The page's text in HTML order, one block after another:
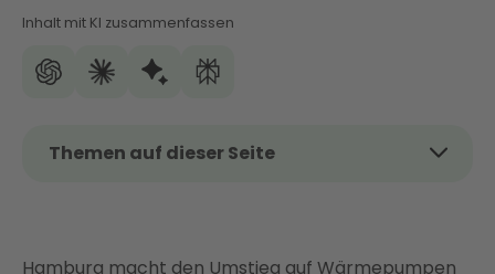
Inhalt mit KI zusammenfassen
Themen auf dieser Seite
Bis zu 80 % Zuschuss sichern: Staatliche Förderung
Hamburg macht den Umstieg auf Wärmepumpen